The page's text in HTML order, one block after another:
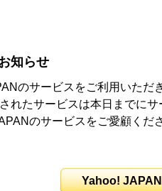
知らせ
のサービスをご利用いただ
れたサービスは本日までにサ
のサービスをご愛顧くだ
Yahoo! JAPAN